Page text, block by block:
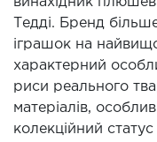
Тедді. Бренд
іграшок на
характерний
риси реального
матеріалів,
колекційний